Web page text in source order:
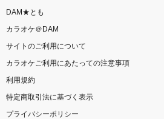
DAM★とも
カラオケ＠DAM
サイトのご利用について
カラオケご利用にあたっての注意事項
利用規約
特定商取引法に基づく表示
プライバシーポリシー